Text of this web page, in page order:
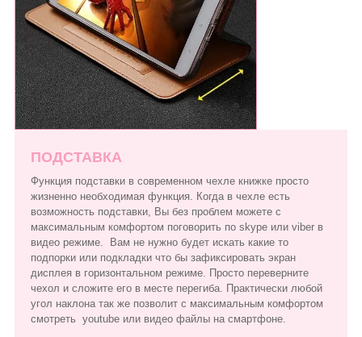
ПОДСТАВКА
Функция подставки в современном чехле книжке просто
жизненно необходимая функция. Когда в чехле есть
возможность подставки, Вы без проблем можете с
максимальным комфортом поговорить по skype или viber в
видео режиме. Вам не нужно будет искать какие то
подпорки или подкладки что бы зафиксировать экран
дисплея в горизонтальном режиме. Просто переверните
чехол и сложите его в месте перегиба. Практически любой
угол наклона так же позволит с максимальным комфортом
смотреть youtube или видео файлы на смартфоне.